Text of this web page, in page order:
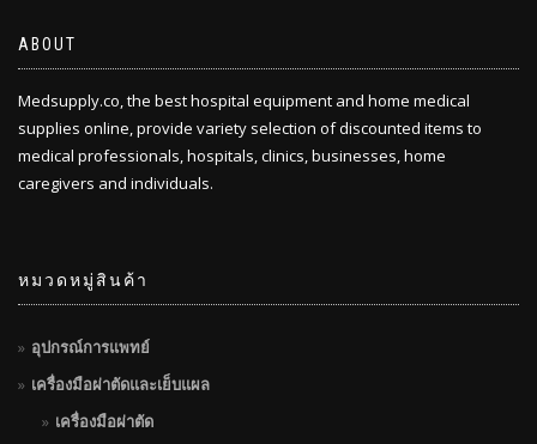
ABOUT
Medsupply.co, the best hospital equipment and home medical
supplies online, provide variety selection of discounted items to
medical professionals, hospitals, clinics, businesses, home
caregivers and individuals.
หมวดหมู่สินค้า
อุปกรณ์การแพทย์
เครื่องมือผ่าตัดและเย็บแผล
เครื่องมือผ่าตัด